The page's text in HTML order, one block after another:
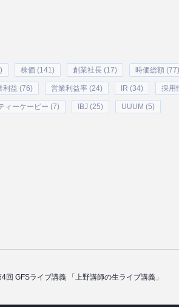
株価 (141) 創業社長 (17) 時価総額 (77)
利益 (76) 営業利益率 (24) IR (34) 採用
ィーケーピー (7) IBJ (25) UUUM (5)
4回 GFSライブ講義 「上野講師の生ライブ講義」